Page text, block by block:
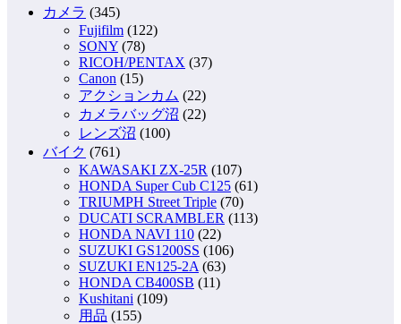
カメラ (345)
Fujifilm (122)
SONY (78)
RICOH/PENTAX (37)
Canon (15)
アクションカム (22)
カメラバッグ沼 (22)
レンズ沼 (100)
バイク (761)
KAWASAKI ZX-25R (107)
HONDA Super Cub C125 (61)
TRIUMPH Street Triple (70)
DUCATI SCRAMBLER (113)
HONDA NAVI 110 (22)
SUZUKI GS1200SS (106)
SUZUKI EN125-2A (63)
HONDA CB400SB (11)
Kushitani (109)
用品 (155)